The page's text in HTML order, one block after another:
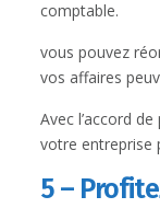
comptable.
vous pouvez
vos affaires
Avec l’accord
votre entreprise
5 –